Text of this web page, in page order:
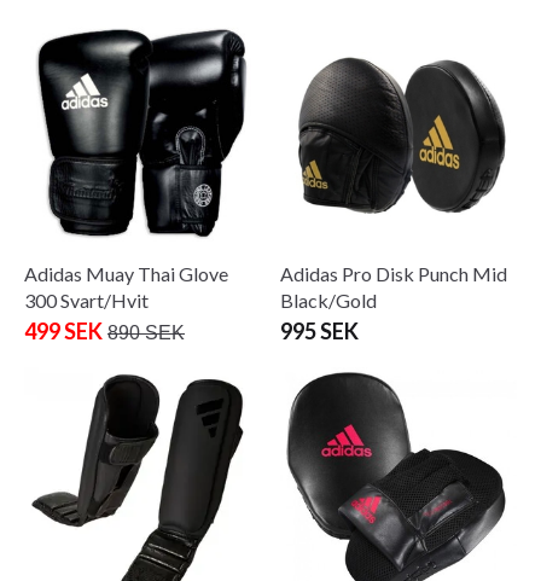
Adidas Muay Thai Glove
300 Svart/Hvit
499 SEK 890 SEK
Adidas Pro Disk Punch Mid
Black/Gold
995 SEK